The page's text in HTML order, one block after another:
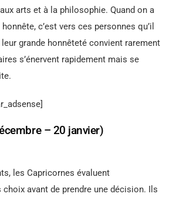
arts et à la philosophie. Quand on a
c’est vers ces personnes qu’il
grande honnêteté convient rarement
s’énervent rapidement mais se
– 20 janvier)
les Capricornes évaluent
avant de prendre une décision. Ils